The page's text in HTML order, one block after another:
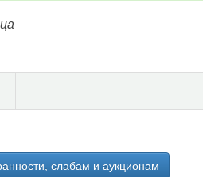
слабам и аукционам